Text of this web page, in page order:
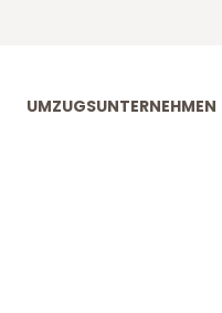
UMZUGSUNTERNEHMEN